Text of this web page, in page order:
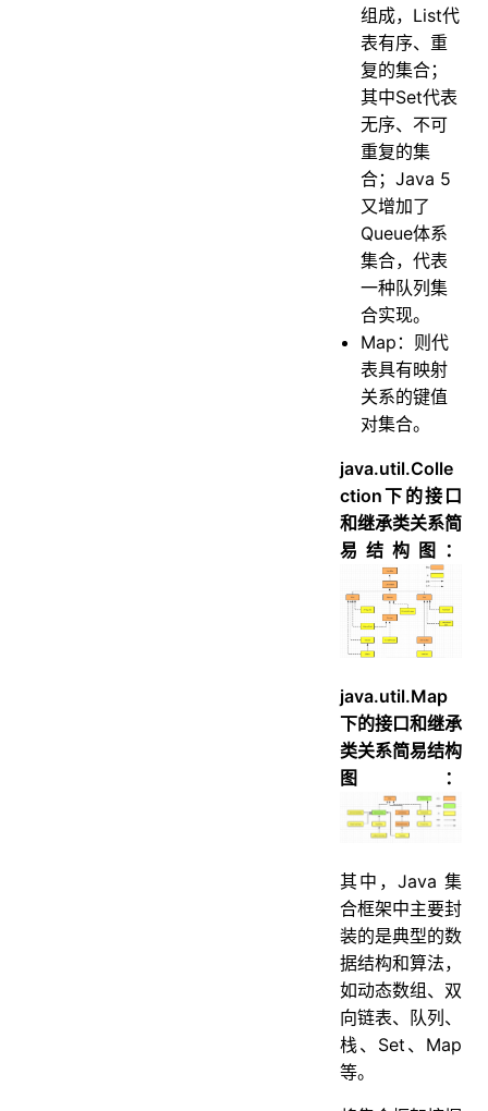
组成，List代
表有序、重
复的集合；
其中Set代表
无序、不可
重复的集
合；Java 5
又增加了
Queue体系
集合，代表
一种队列集
合实现。
Map：则代
表具有映射
关系的键值
对集合。
java.util.Colle
ction下的接口
和继承类关系简
易结构图：
java.util.Map
下的接口和继承
类关系简易结构
图：
其中，Java 集
合框架中主要封
装的是典型的数
据结构和算法，
如动态数组、双
向链表、队列、
栈、Set、Map
等。